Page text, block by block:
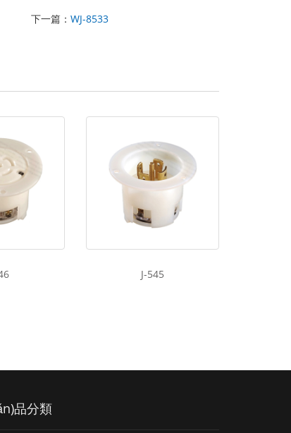
下一篇：WJ-8533
J-545
品分類